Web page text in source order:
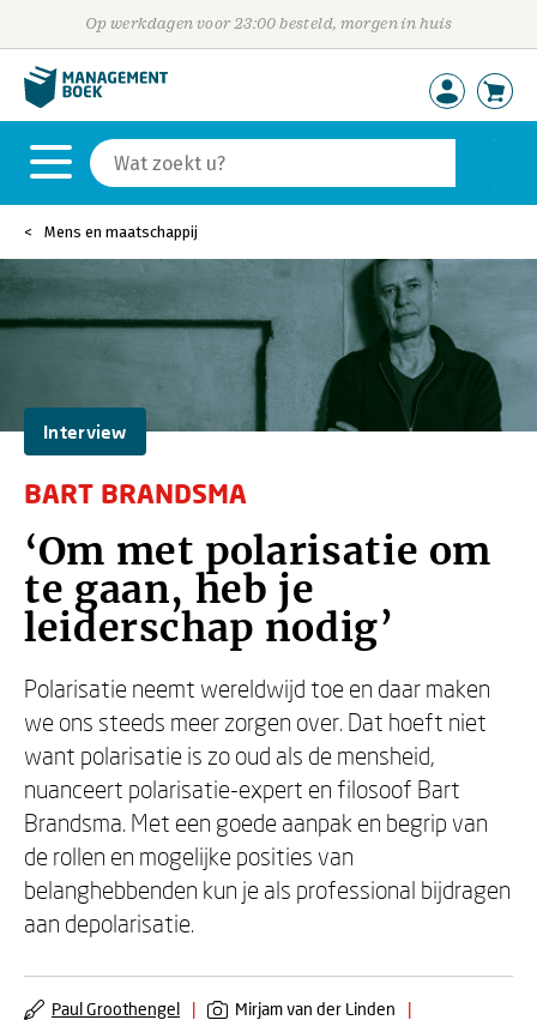
Op werkdagen voor 23:00 besteld, morgen in huis
Mens en maatschappij
Interview
BART BRANDSMA
‘Om met polarisatie om
te gaan, heb je
leiderschap nodig’
Polarisatie neemt wereldwijd toe en daar maken
we ons steeds meer zorgen over. Dat hoeft niet
want polarisatie is zo oud als de mensheid,
nuanceert polarisatie-expert en filosoof Bart
Brandsma. Met een goede aanpak en begrip van
de rollen en mogelijke posities van
belanghebbenden kun je als professional bijdragen
aan depolarisatie.
Paul Groothengel | Mirjam van der Linden
|